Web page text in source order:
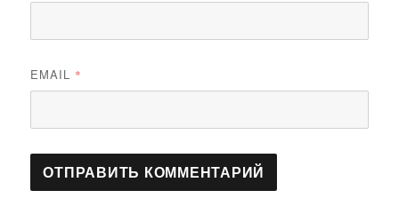
EMAIL *